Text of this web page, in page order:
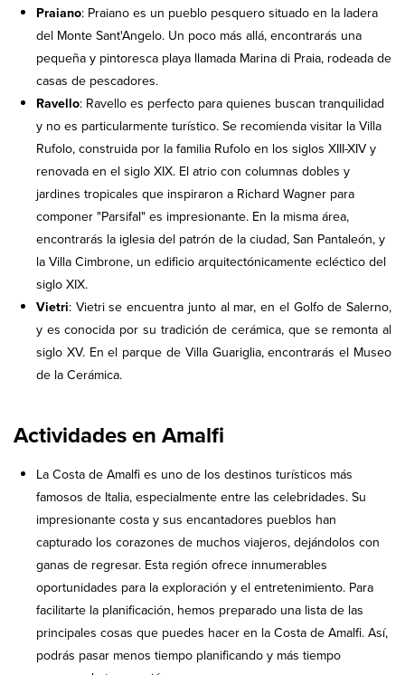
Praiano: Praiano es un pueblo pesquero situado en la ladera
del Monte Sant'Angelo. Un poco más allá, encontrarás una
pequeña y pintoresca playa llamada Marina di Praia, rodeada de
casas de pescadores.
Ravello: Ravello es perfecto para quienes buscan tranquilidad
y no es particularmente turístico. Se recomienda visitar la Villa
Rufolo, construida por la familia Rufolo en los siglos XIII-XIV y
renovada en el siglo XIX. El atrio con columnas dobles y
jardines tropicales que inspiraron a Richard Wagner para
componer "Parsifal" es impresionante. En la misma área,
encontrarás la iglesia del patrón de la ciudad, San Pantaleón, y
la Villa Cimbrone, un edificio arquitectónicamente ecléctico del
siglo XIX.
Vietri: Vietri se encuentra junto al mar, en el Golfo de Salerno,
y es conocida por su tradición de cerámica, que se remonta al
siglo XV. En el parque de Villa Guariglia, encontrarás el Museo
de la Cerámica.
Actividades en Amalfi
La Costa de Amalfi es uno de los destinos turísticos más
famosos de Italia, especialmente entre las celebridades. Su
impresionante costa y sus encantadores pueblos han
capturado los corazones de muchos viajeros, dejándolos con
ganas de regresar. Esta región ofrece innumerables
oportunidades para la exploración y el entretenimiento. Para
facilitarte la planificación, hemos preparado una lista de las
principales cosas que puedes hacer en la Costa de Amalfi. Así,
podrás pasar menos tiempo planificando y más tiempo